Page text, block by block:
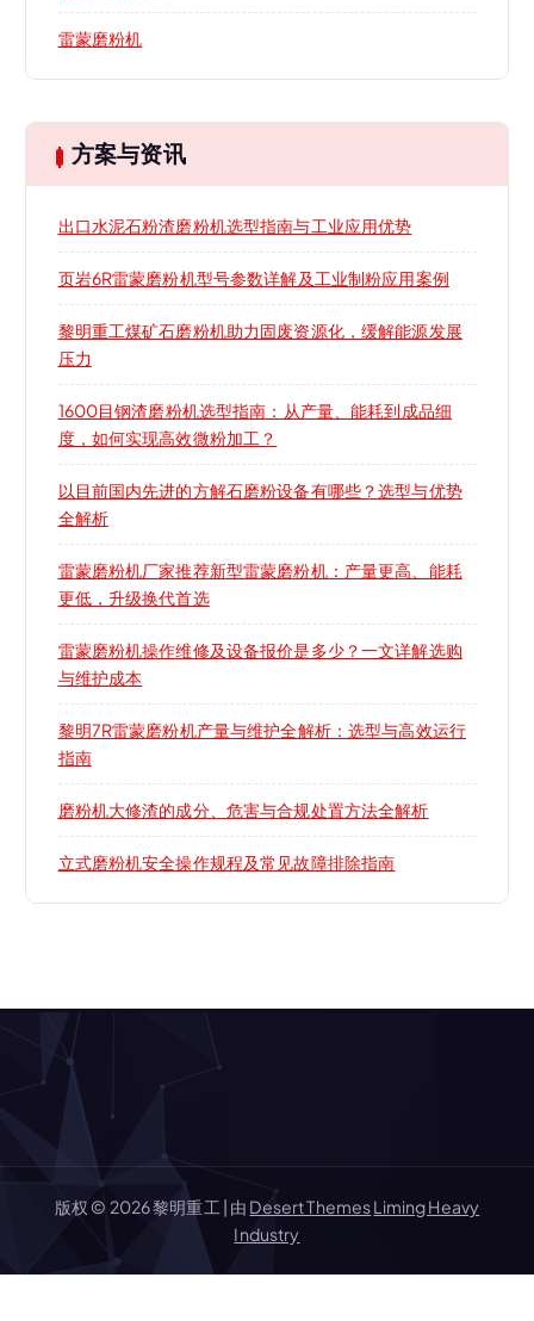
雷蒙磨粉机
方案与资讯
出口水泥石粉渣磨粉机选型指南与工业应用优势
页岩6R雷蒙磨粉机型号参数详解及工业制粉应用案例
黎明重工煤矿石磨粉机助力固废资源化，缓解能源发展
压力
1600目钢渣磨粉机选型指南：从产量、能耗到成品细
度，如何实现高效微粉加工？
以目前国内先进的方解石磨粉设备有哪些？选型与优势
全解析
雷蒙磨粉机厂家推荐新型雷蒙磨粉机：产量更高、能耗
更低，升级换代首选
雷蒙磨粉机操作维修及设备报价是多少？一文详解选购
与维护成本
黎明7R雷蒙磨粉机产量与维护全解析：选型与高效运行
指南
磨粉机大修渣的成分、危害与合规处置方法全解析
立式磨粉机安全操作规程及常见故障排除指南
版权 © 2026 黎明重工 | 由 Desert ThemesLiming Heavy
Industry